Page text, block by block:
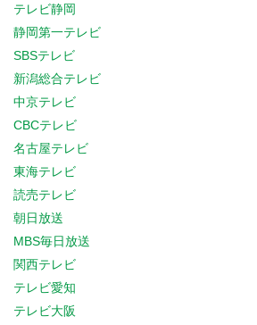
テレビ静岡
静岡第一テレビ
SBSテレビ
新潟総合テレビ
中京テレビ
CBCテレビ
名古屋テレビ
東海テレビ
読売テレビ
朝日放送
MBS毎日放送
関西テレビ
テレビ愛知
テレビ大阪